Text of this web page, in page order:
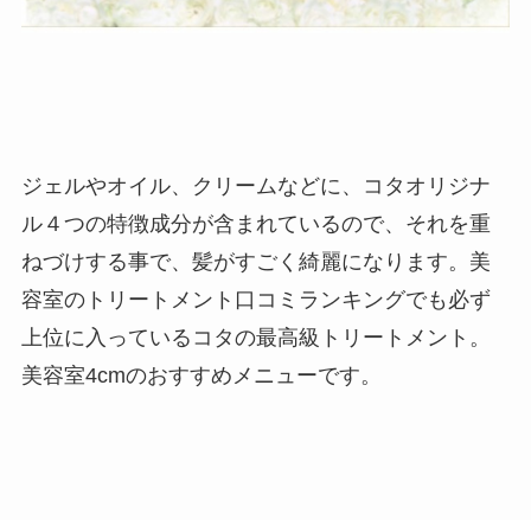
ジェルやオイル、クリームなどに、コタオリジナ
ル４つの特徴成分が含まれているので、それを重
ねづけする事で、髪がすごく綺麗になります。美
容室のトリートメント口コミランキングでも必ず
上位に入っているコタの最高級トリートメント。
美容室4cmのおすすめメニューです。